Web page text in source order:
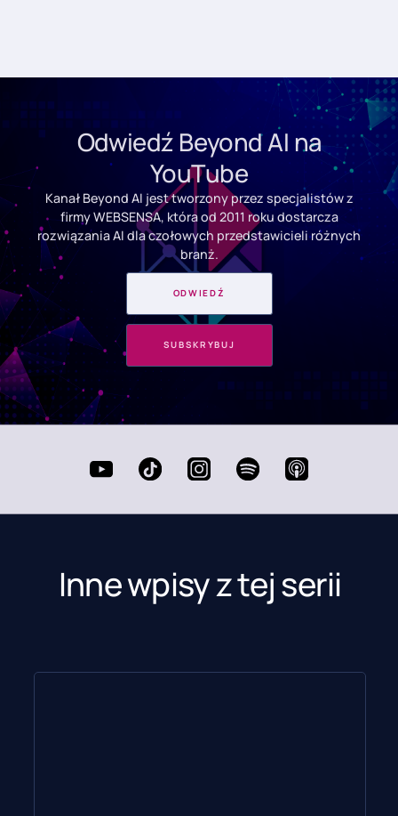
Odwiedź Beyond AI na
YouTube
Kanał Beyond AI jest tworzony przez specjalistów z
firmy WEBSENSA, która od 2011 roku dostarcza
rozwiązania AI dla czołowych przedstawicieli różnych
branż.
ODWIEDŹ
SUBSKRYBUJ
Inne wpisy z tej serii